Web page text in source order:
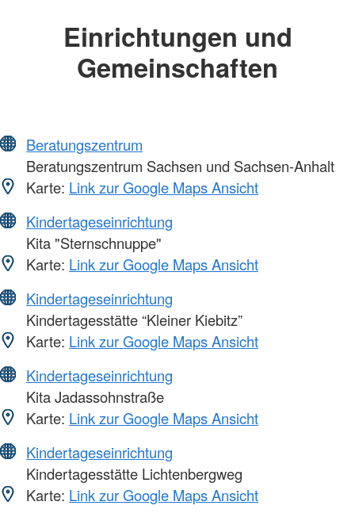
Einrichtungen und
Gemeinschaften
Beratungszentrum
Beratungszentrum Sachsen und Sachsen-Anhalt
Karte: Link zur Google Maps Ansicht
Kindertageseinrichtung
Kita "Sternschnuppe"
Karte: Link zur Google Maps Ansicht
Kindertageseinrichtung
Kindertagesstätte “Kleiner Kiebitz”
Karte: Link zur Google Maps Ansicht
Kindertageseinrichtung
Kita Jadassohnstraße
Karte: Link zur Google Maps Ansicht
Kindertageseinrichtung
Kindertagesstätte Lichtenbergweg
Karte: Link zur Google Maps Ansicht